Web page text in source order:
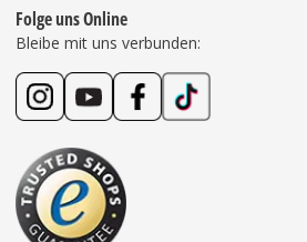
Folge uns Online
Bleibe mit uns verbunden: